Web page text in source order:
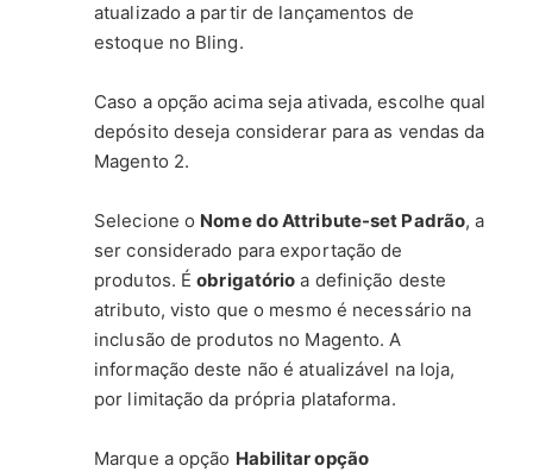
atualizado a partir de lançamentos de
estoque no Bling.
Caso a opção acima seja ativada, escolhe qual
depósito deseja considerar para as vendas da
Magento 2.
Selecione o Nome do Attribute-set Padrão, a
ser considerado para exportação de
produtos. Éobrigatório a definição deste
atributo, visto que o mesmo é necessário na
inclusão de produtos no Magento. A
informação deste não é atualizável na loja,
por limitação da própria plataforma.
Marque a opção Habilitar opção